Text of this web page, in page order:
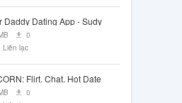
Daddy Dating App - Sudy
0
Liên lạc
Flirt. Chat. Hot Date
0